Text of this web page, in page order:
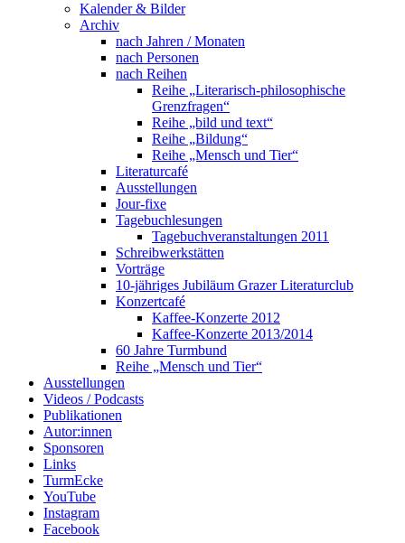
Kalender & Bilder
Archiv
nach Jahren / Monaten
nach Personen
nach Reihen
Reihe „Literarisch-philosophische
Grenzfragen“
Reihe „bild und text“
Reihe „Bildung“
Reihe „Mensch und Tier“
Literaturcafé
Ausstellungen
Jour-fixe
Tagebuchlesungen
Tagebuchveranstaltungen 2011
Schreibwerkstätten
Vorträge
10-jähriges Jubiläum Grazer Literaturclub
Konzertcafé
Kaffee-Konzerte 2012
Kaffee-Konzerte 2013/2014
60 Jahre Turmbund
Reihe „Mensch und Tier“
Ausstellungen
Videos / Podcasts
Publikationen
Autor:innen
Sponsoren
Links
TurmEcke
YouTube
Instagram
Facebook